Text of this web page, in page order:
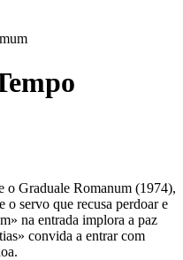
o Graduale Romanum (1974),
o servo que recusa perdoar e
na entrada implora a paz
convida a entrar com